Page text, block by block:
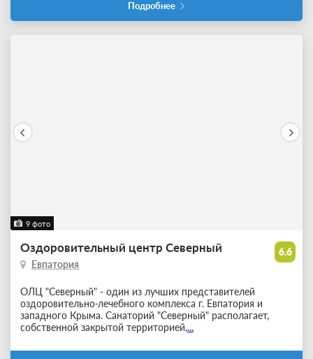
Подробнее
9 фото
6.6
Оздоровительный центр Северный
Евпатория
ОЛЦ "Северный" - один из лучших представителей
оздоровительно-лечебного комплекса г. Евпатория и
западного Крыма. Санаторий "Северный" располагает,
собственной закрытой территорией,...